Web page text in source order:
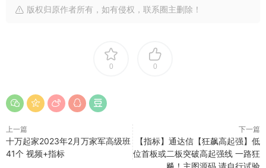
版权归原作者所有，如有侵权，联系圈主删除！
0 0
上一篇
十万起家2023年2月万家军高级班
41个 视频+指标
下一篇
【指标】通达信【狂飙高起强】低
位首板或二板突破高起强线 一路狂